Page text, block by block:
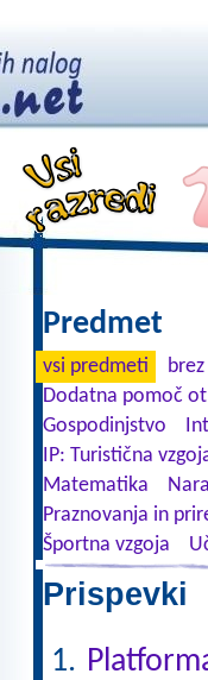
Predmet
vsi predmeti
Dodatna pomoč
Gospodinjstvo
IP: Turistična
Matematika
Praznovanja in
Športna vzgoja
Prispevki